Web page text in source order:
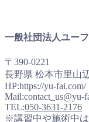
一般社団法人ユー
〒390-0221
長野県 松本市里山辺
HP:https://yu-fai.com/
Mail:contact_us@yu-
TEL:050-3631-2176
※講習中や施術中